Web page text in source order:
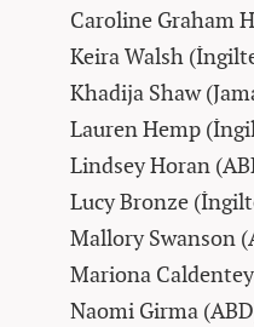
Caroline Graham
Keira Walsh
Khadija Shaw
Lauren Hemp
Lindsey Horan
Lucy Bronze
Mallory Swanson
Mariona
Naomi Girma